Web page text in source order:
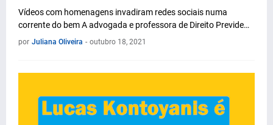
Vídeos com homenagens invadiram redes sociais numa
corrente do bem A advogada e professora de Direito Previde…
por Juliana Oliveira - outubro 18, 2021